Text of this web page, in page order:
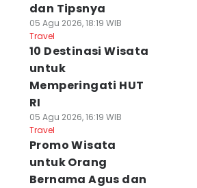
dan Tipsnya
05 Agu 2026, 18:19 WIB
Travel
10 Destinasi Wisata
untuk
Memperingati HUT
RI
05 Agu 2026, 16:19 WIB
Travel
Promo Wisata
untuk Orang
Bernama Agus dan